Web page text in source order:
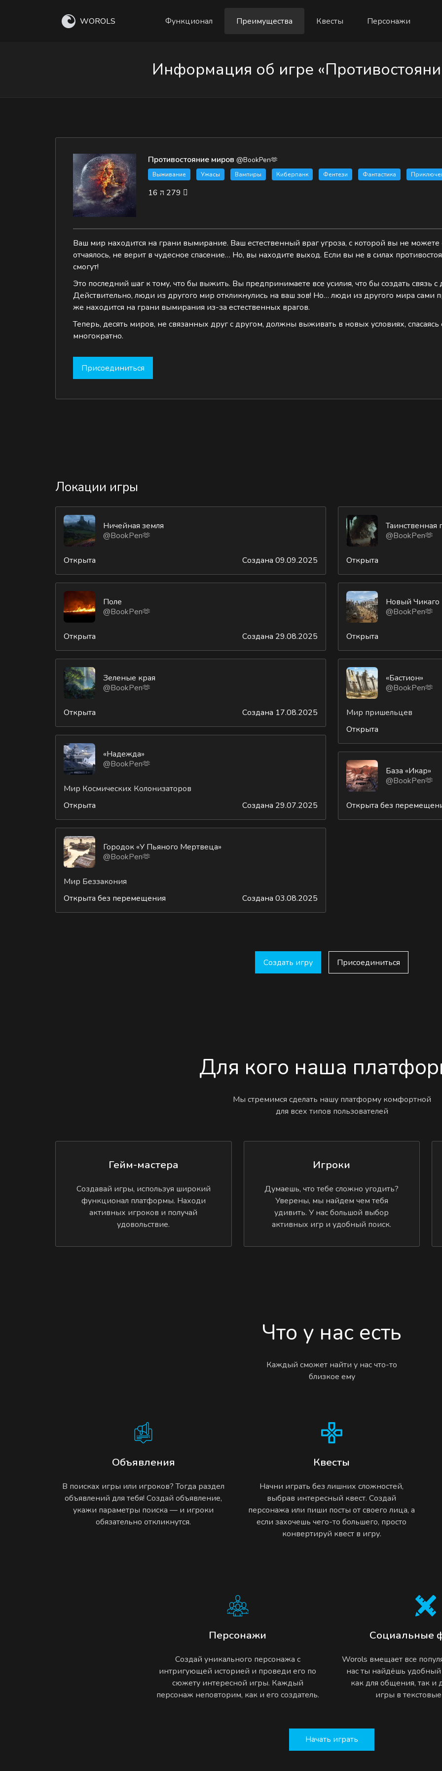
WOROLS Функционал Преимущества Квесты Персонажи
Информация об игре
Противостояние миров @BookPen🫶
Выживание Ужасы Вампиры Киберпанк Фентези Фантастика
16 279
Ваш мир находится на грани вымирание. Ваш естественный враг угроза, с которой вы не можете
отчаялось, не верит в чудесное спасение… Но, вы находите выход. Если вы не в силах
смогут!
Это последний шаг к тому, что бы выжить. Вы предпринимаете все усилия, что бы создать связь с
Действительно, люди из другого мир откликнулись на ваш зов! Но… люди из другого мира сами
же находится на грани вымирания из-за естественных врагов.
Теперь, десять миров, не связанных друг с другом, должны выживать в новых условиях, спасаясь
многократно.
Присоединиться
Локации игры
Ничейная земля
@BookPen🫶
Открыта Создана 09.09.2025
Поле
@BookPen🫶
Открыта Создана 29.08.2025
Зеленые края
@BookPen🫶
Открыта Создана 17.08.2025
«Надежда»
@BookPen🫶
Мир Космических Колонизаторов
Открыта
Создана 29.07.2025
Городок «У Пьяного Мертвеца»
@BookPen🫶
Мир Беззакония
Открыта без перемещения
Создана 03.08.2025
Таинственная
@BookPen🫶
Открыта
Новый Чикаго
@BookPen🫶
Открыта
«Бастион»
@BookPen🫶
Мир пришельцев
Открыта
База «Икар»
@BookPen🫶
Открыта без
Создать игру Присоединиться
Для кого наша
Мы стремимся сделать нашу платформу комфортной
для всех типов пользователей
Гейм-мастера
Создавай игры, используя широкий
функционал платформы. Находи
активных игроков и получай
удовольствие.
Игроки
Думаешь, что тебе сложно угодить?
Уверены, мы найдем чем тебя
удивить. У нас большой выбор
активных игр и удобный поиск.
Что у нас есть
Каждый сможет найти у нас что-то
близкое ему
Объявления
В поисках игры или игроков? Тогда раздел
объявлений для тебя! Создай объявление,
укажи параметры поиска — и игроки
обязательно откликнутся.
Квесты
Начни играть без лишних сложностей,
выбрав интересный квест. Создай
персонажа или пиши посты от своего лица, а
если захочешь чего-то большего, просто
конвертируй квест в игру.
Персонажи
Создай уникального персонажа с
интригующей историей и проведи его по
сюжету интересной игры. Каждый
персонаж неповторим, как и его создатель.
Социальные
Worols вмещает все
нас ты найдёшь
как для общения, так и
игры в
Начать играть